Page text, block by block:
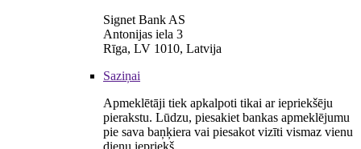
Signet Bank AS
Antonijas iela 3
Rīga, LV 1010, Latvija
Saziņai
Apmeklētāji tiek apkalpoti tikai ar iepriekšēju
pierakstu. Lūdzu, piesakiet bankas apmeklējumu
pie sava baņķiera vai piesakot vizīti vismaz vienu
dienu iepriekš.